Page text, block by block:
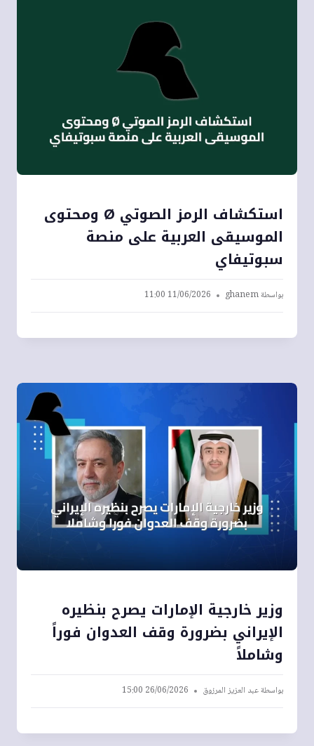
استكشاف الرمز الصوتي Ø ومحتوى
الموسيقى العربية على منصة
سبوتيفاي
بواسطةghanem
11/06/2026 11:00
وزير خارجية الإمارات يصرح بنظيره
الإيراني بضرورة وقف العدوان فوراً
وشاملاً
بواسطةعبد العزيز المرزوق 26/06/2026 15:00